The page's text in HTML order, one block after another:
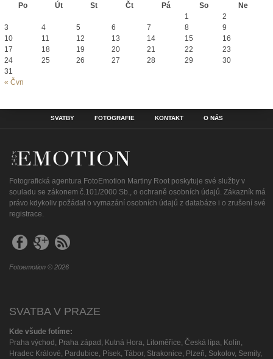
Po
Út St Čt Pá So
Ne
1
2
3
4 5 6 7 8
9
10
11 12 13 14 15
16
17
18 19 20 21 22
23
24
25 26 27 28 29
30
31
« Čvn
SVATBY FOTOGRAFIE KONTAKT O NÁS
Fotografická agentura FotoEmotion Martiny Root poskytuje své služby v
souladu se zákonem č.101/2000 Sb., o ochraně osobních údajů. Zákazník má
právo kdykoliv požádat o vymazání osobních údajů z databáze i o zrušení své
registrace.
Fotoemotion © 2026
SVATBA V PRAZE
Kde všude fotíme:
Praha východ, Praha západ, Kutná Hora, Litoměřice, Česká lípa, Kolín,
Hradec Králové, Pardubice, Písek, Tábor, Strakonice, Plzeň, Sokolov, Semily,